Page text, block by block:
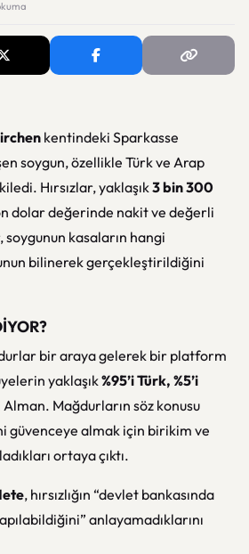
kentindeki Sparkasse
soygun, özellikle Türk ve Arap
Hırsızlar, yaklaşık3 bin 300
dolar değerinde nakit ve değerli
kasaların hangi
bilinerek gerçekleştirildiğini
bir araya gelerek bir platform
yaklaşık%95’i Türk, %5’i
Alman. Mağdurların söz konusu
güvenceye almak için birikim ve
ortaya çıktı.
, hırsızlığın “devlet bankasında
anlayamadıklarını